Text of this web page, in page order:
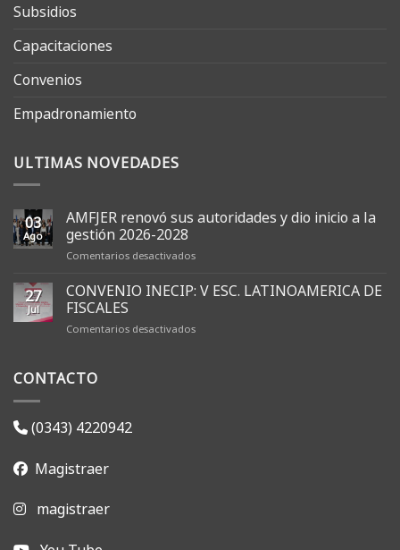
Subsidios
Capacitaciones
Convenios
Empadronamiento
ULTIMAS NOVEDADES
03
Ago
AMFJER renovó sus autoridades y dio inicio a la
gestión 2026-2028
Comentarios desactivadosen
renovó
sus
y
27
Jul
CONVENIO INECIP: V ESC. LATINOAMERICA DE
FISCALES
Comentarios desactivadosen
CONTACTO
(0343) 4220942
Magistraer
magistraer